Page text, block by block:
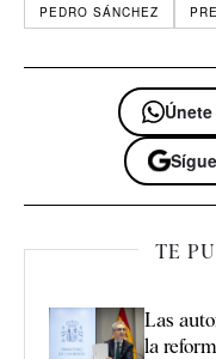
PEDRO SÁNCHEZ
TE
Las
la